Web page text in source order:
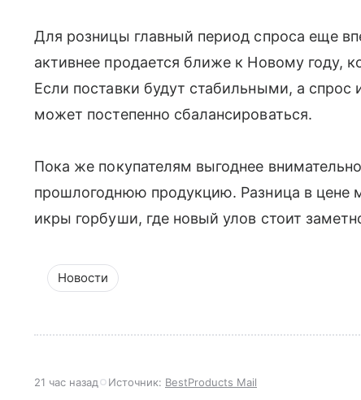
Для розницы главный период спроса еще
активнее продается ближе к Новому году,
Если поставки будут стабильными, а спрос
может постепенно сбалансироваться.
Пока же покупателям выгоднее
прошлогоднюю продукцию. Разница в цене
икры горбуши, где новый улов стоит
Новости
21 час назад Источник: BestProducts Mail